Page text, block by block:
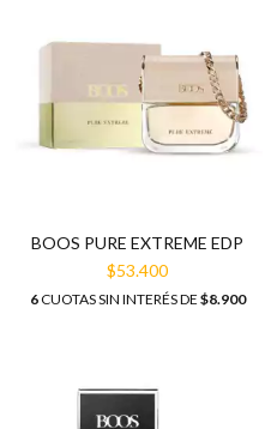
BOOS PURE EXTREME EDP
$53.400
6CUOTAS SIN INTERÉS DE $8.900